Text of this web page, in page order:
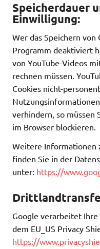
Speicherdauer
Einwilligung:
Wer das Speichern von
Programm deaktiviert
von YouTube-Videos
rechnen müssen.
Cookies nicht-
verhindern, so müssen
im Browser blockieren.
Weitere Informationen
finden Sie in der
unter: https://
Google verarbeitet Ihre
dem EU_US Privacy
https://